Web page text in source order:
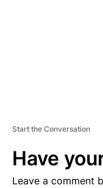
Start the Conversation
Have
Leave a comment